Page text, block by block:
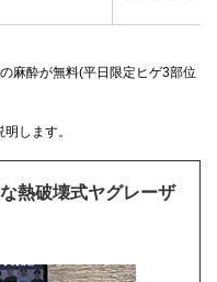
麻酔が無料(平日限定ヒゲ3部位
します。
熱破壊式ヤグレーザ